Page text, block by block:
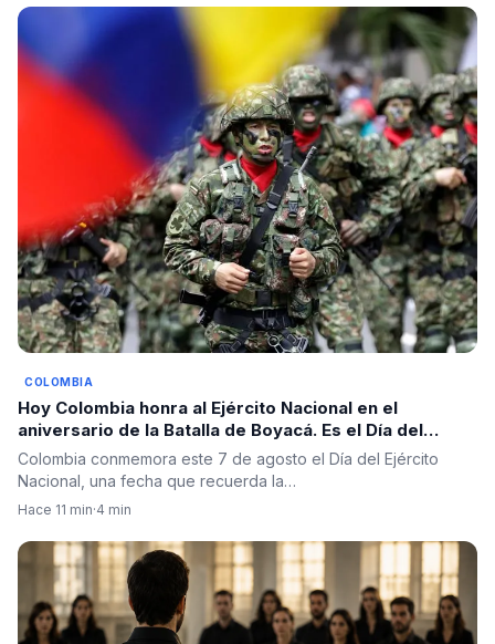
COLOMBIA
Hoy Colombia honra al Ejército Nacional en el
aniversario de la Batalla de Boyacá. Es el Día del
Ejército.
Colombia conmemora este 7 de agosto el Día del Ejército
Nacional, una fecha que recuerda la…
Hace 11 min·4 min